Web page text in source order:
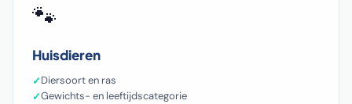
🐾
Huisdieren
Diersoort en ras
Gewichts- en leeftijdscategorie